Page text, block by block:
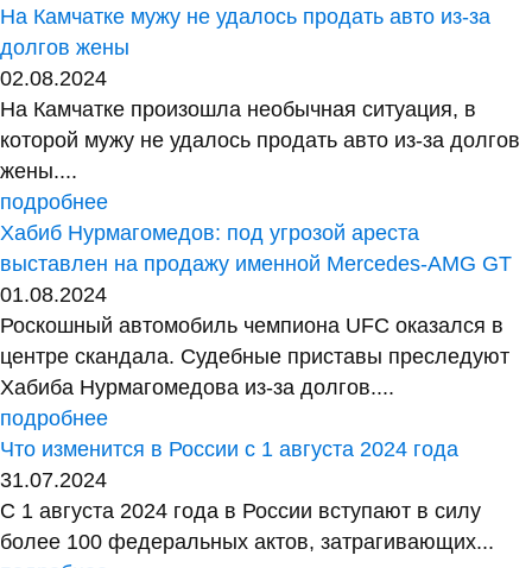
На Камчатке мужу не удалось продать авто из-за
долгов жены
02.08.2024
На Камчатке произошла необычная ситуация, в
которой мужу не удалось продать авто из-за долгов
жены....
подробнее
Хабиб Нурмагомедов: под угрозой ареста
выставлен на продажу именной Mercedes-AMG GT
01.08.2024
Роскошный автомобиль чемпиона UFC оказался в
центре скандала. Судебные приставы преследуют
Хабиба Нурмагомедова из-за долгов....
подробнее
Что изменится в России с 1 августа 2024 года
31.07.2024
С 1 августа 2024 года в России вступают в силу
более 100 федеральных актов, затрагивающих...